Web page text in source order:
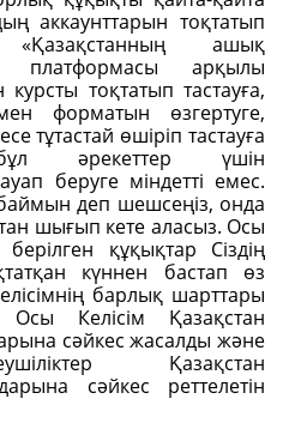
аккаунттарын тоқтатып
ашық
платформасы арқылы
тоқтатып тастауға,
форматын өзгертуге,
тұтастай өшіріп тастауға
әрекеттер үшін
беруге міндетті емес.
деп шешсеңіз, онда
шығып кете аласыз. Осы
құқықтар Сіздің
күннен бастап өз
барлық шарттары
Келісім Қазақстан
сәйкес жасалды және
Қазақстан
сәйкес реттелетін